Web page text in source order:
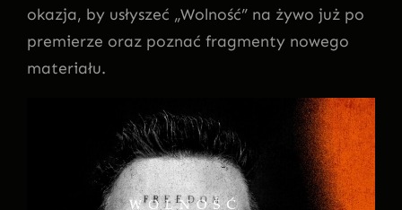
okazja, by usłyszeć „Wolność” na żywo już po
premierze oraz poznać fragmenty nowego
materiału.